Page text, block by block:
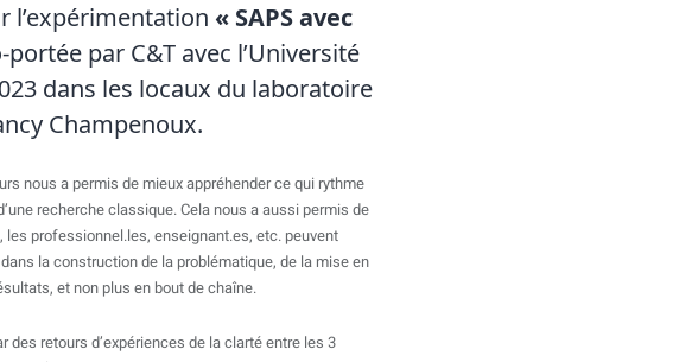
l’expérimentation « SAPS avec
portée par C&T avec l’Université
dans les locaux du laboratoire
Champenoux.
nous a permis de mieux appréhender ce qui rythme
recherche classique. Cela nous a aussi permis de
professionnel.les, enseignant.es, etc. peuvent
la construction de la problématique, de la mise en
et non plus en bout de chaîne.
des retours d’expériences de la clarté entre les 3